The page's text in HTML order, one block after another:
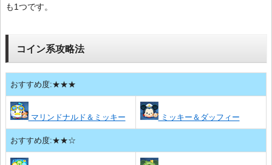
も1つです。
コイン系攻略法
おすすめ度:★★★
マリンドナルド＆ミッキー ミッキー＆ダッフィー
おすすめ度:★★☆